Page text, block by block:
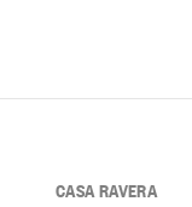
CASA RAVERA